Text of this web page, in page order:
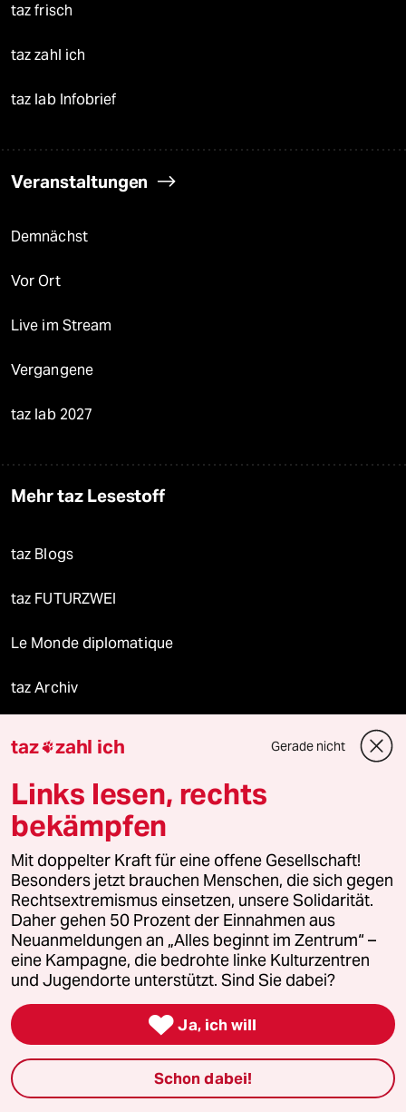
taz frisch
taz zahl ich
taz lab Infobrief
Veranstaltungen
Demnächst
Vor Ort
Live im Stream
Vergangene
taz lab 2027
Mehr taz Lesestoff
taz Blogs
taz FUTURZWEI
Le Monde diplomatique
taz Archiv
Reisen
Kantine
Shop
Anzeigen
Fragen & Hilfe
Feedback
taz zahl ich Gerade nicht
Links lesen, rechts
bekämpfen
Mit doppelter Kraft für eine offene Gesellschaft!
Besonders jetzt brauchen Menschen, die sich gegen
Rechtsextremismus einsetzen, unsere Solidarität.
Daher gehen 50 Prozent der Einnahmen aus
Neuanmeldungen an „Alles beginnt im Zentrum“ –
eine Kampagne, die bedrohte linke Kulturzentren
und Jugendorte unterstützt. Sind Sie dabei?
 Ja, ich will
Schon dabei!